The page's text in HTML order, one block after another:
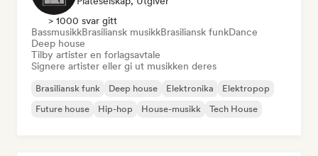
> 1000 svar gitt
BassmusikkBrasiliansk musikkBrasiliansk funkDance
Deep house
Tilby artister en forlagsavtale
Signere artister eller gi ut musikken deres
Brasiliansk funk Deep house Elektronika
Elektropop
Future house
Hip-hop House-musikk Tech House